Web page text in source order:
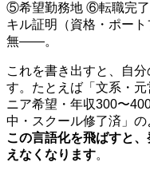
⑤希望勤務地 ⑥転職完
キル証明（資格・ポー
無――。
これを書き出すと、自
す。たとえば「文系・
ニア希望・年収300〜
中・スクール修了済」の
この言語化を飛ばすと
えなくなります。